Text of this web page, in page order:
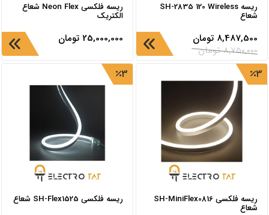
ریسه SH-2835 120 Wireless
شعاع
8,487,500 تومان
8,750,000 تومان
ریسه فلکسی Neon Flex شعاع
الکتریک
25,000,000 تومان
3
ریسه فلکسی SH-MiniFlex0816
شعاع
3
ریسه فلکسی SH-Flex1525 شعاع